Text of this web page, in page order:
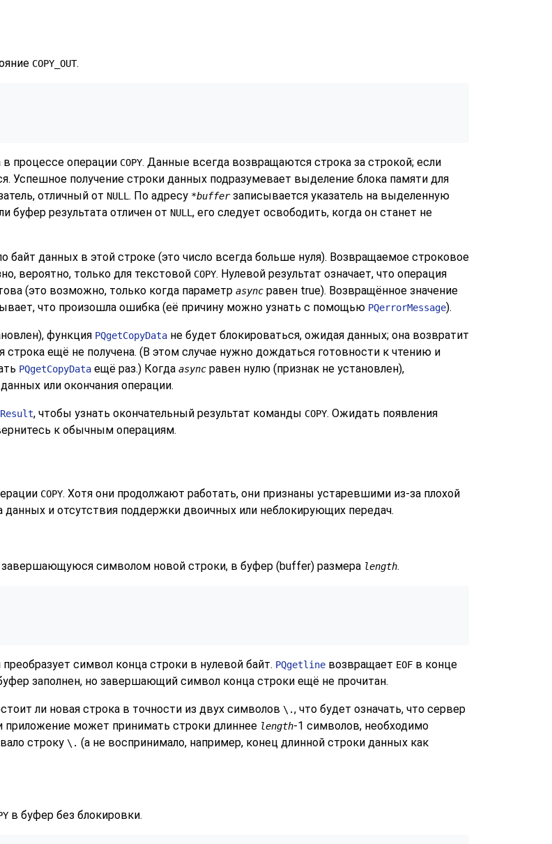
COPY_OUT.
процессе операции COPY. Данные всегда возвращаются строка за строкой; если
Успешное получение строки данных подразумевает выделение блока памяти для
отличный от NULL . По адресу *bufferзаписывается указатель на выделенную
буфер результата отличен от NULL , его следует освободить, когда он станет не
байт данных в этой строке (это число всегда больше нуля). Возвращаемое строковое
вероятно, только для текстовой COPY. Нулевой результат означает, что операция
(это возможно, только когда параметр async равен true). Возвращённое значение
что произошла ошибка (её причину можно узнать с помощью PQerrorMessage).
функция PQgetCopyData не будет блокироваться, ожидая данных; она возвратит
строка ещё не получена. (В этом случае нужно дождаться готовности к чтению и
PQgetCopyData ещё раз.) Когда async равен нулю (признак не установлен),
или окончания операции.
, чтобы узнать окончательный результат команды COPY. Ожидать появления
к обычным операциям.
COPY. Хотя они продолжают работать, они признаны устаревшими из-за плохой
и отсутствия поддержки двоичных или неблокирующих передач.
символом новой строки, в буфер (buffer) размера length.
символ конца строки в нулевой байт. PQgetline возвращает EOF в конце
заполнен, но завершающий символ конца строки ещё не прочитан.
ли новая строка в точности из двух символов \., что будет означать, что сервер
приложение может принимать строки длиннее length-1 символов, необходимо
строку \. (а не воспринимало, например, конец длинной строки данных как
в буфер без блокировки.